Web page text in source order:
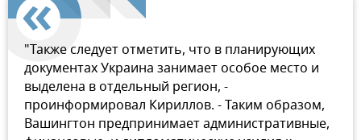
"Также следует отметить, что в планирующих
документах Украина занимает особое место и
выделена в отдельный регион, -
проинформировал Кириллов. - Таким образом,
Вашингтон предпринимает административные,